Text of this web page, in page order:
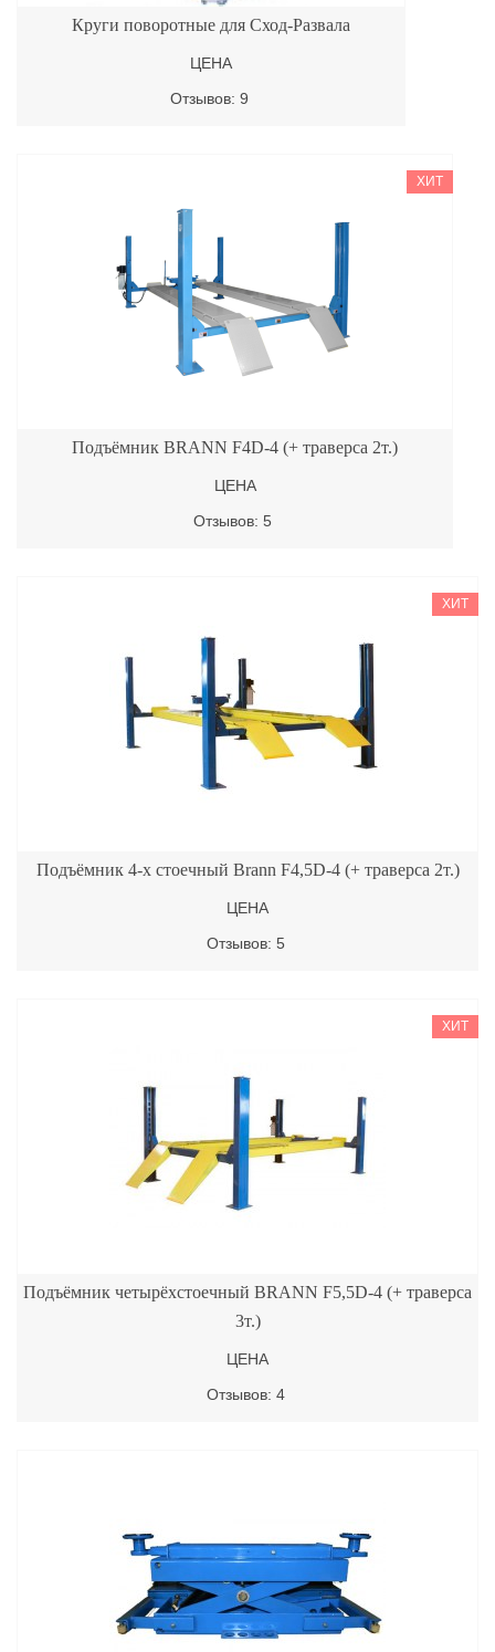
Круги поворотные для Сход-Развала
ЦЕНА
Отзывов: 9
ХИТ
Подъёмник BRANN F4D-4 (+ траверса 2т.)
ЦЕНА
Отзывов: 5
ХИТ
Подъёмник 4-х стоечный Brann F4,5D-4 (+ траверса 2т.)
ЦЕНА
Отзывов: 5
ХИТ
Подъёмник четырёхстоечный BRANN F5,5D-4 (+ траверса
3т.)
ЦЕНА
Отзывов: 4